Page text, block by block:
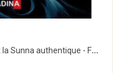
Interpréter les rêves selon le Coran et la Sunna authentique - Fuâd Ben Siraj Abdul-Ghaffar -...